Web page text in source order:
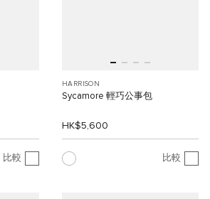
比較
HARRISON
Sycamore 輕巧公事包
HK$5,600
比較